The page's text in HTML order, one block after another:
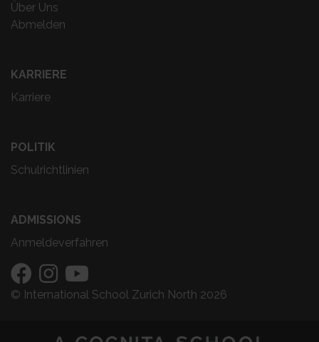
Über Uns
Abmelden
KARRIERE
Karriere
POLITIK
Schulrichtlinien
ADMISSIONS
Anmeldeverfahren
© International School Zurich North 2026